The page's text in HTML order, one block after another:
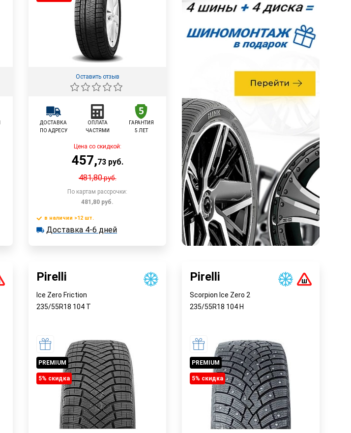
Оставить отзыв
ДОСТАВКА
ПО АДРЕСУ
ОПЛАТА
ЧАСТЯМИ
ГАРАНТИЯ
5 ЛЕТ
Цена со скидкой:
457,73руб.
481,80руб.
По картам рассрочки:
481,80 руб.
В корзину
в наличии >12 шт.
в наличии >12 шт.
Доставка 4-6 дней
Pirelli
Ice Zero Friction
235/55R18 104 T
PREMIUM
5% cкидка
Pirelli
Scorpion Ice Zero 2
235/55R18 104 H
PREMIUM
5% cкидка